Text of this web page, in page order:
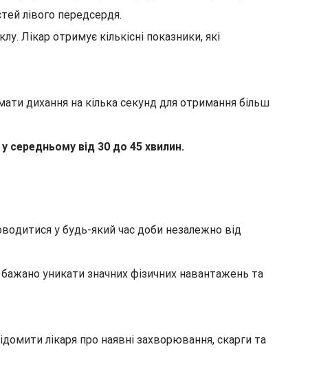
лівого передсердя.
Лікар отримує кількісні показники, які
дихання на кілька секунд для отримання більш
середньому від 30 до 45 хвилин.
у будь-який час доби незалежно від
уникати значних фізичних навантажень та
лікаря про наявні захворювання, скарги та